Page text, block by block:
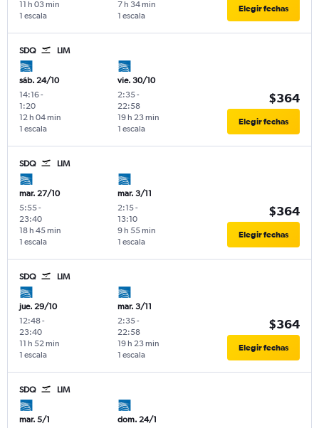
1 escala
11 h 03 min
1 escala
7 h 34 min Elegir fechas
SDQ LIM
sáb. 24/10
14:16-
1:20
1 escala
12 h 04 min
vie. 30/10
2:35-
22:58
1 escala
19 h 23 min
$364
Elegir fechas
SDQ LIM
mar. 27/10
5:55-
23:40
1 escala
18 h 45 min
mar. 3/11
2:15-
13:10
1 escala
9 h 55 min
$364
Elegir fechas
SDQ LIM
jue. 29/10
12:48-
23:40
1 escala
11 h 52 min
mar. 3/11
2:35-
22:58
1 escala
19 h 23 min
$364
Elegir fechas
SDQ LIM
mar. 5/1
dom. 24/1